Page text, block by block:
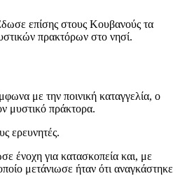
επίσης στους Κουβανούς τα
πρακτόρων στο νησί.
με την ποινική καταγγελία, ο
μυστικό πράκτορα.
ερευνητές.
ένοχη για κατασκοπεία και, με
μετάνιωσε ήταν ότι αναγκάστηκε